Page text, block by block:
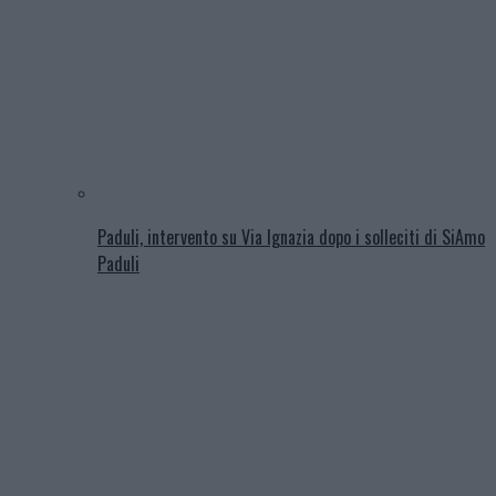
Paduli, intervento su Via Ignazia dopo i solleciti di SiAmo
Paduli